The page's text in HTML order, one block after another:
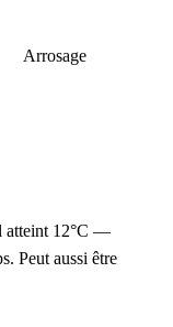
Arrosage
atteint 12°C —
Peut aussi être